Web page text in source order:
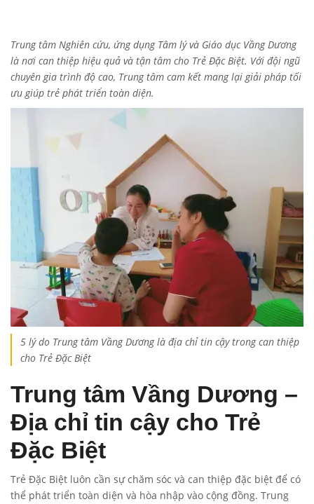
Trung tâm Nghiên cứu, ứng dụng Tâm lý và Giáo dục Vầng Dương
là nơi can thiệp hiệu quả và tận tâm cho Trẻ Đặc Biệt. Với đội ngũ
chuyên gia trình độ cao, Trung tâm cam kết mang lại giải pháp tối
ưu giúp trẻ phát triển toàn diện.
5 lý do Trung tâm Vầng Dương là địa chỉ tin cậy trong can thiệp
cho Trẻ Đặc Biệt
Trung tâm Vầng Dương –
Địa chỉ tin cậy cho Trẻ
Đặc Biệt
Trẻ Đặc Biệt luôn cần sự chăm sóc và can thiệp đặc biệt để có
thể phát triển toàn diện và hòa nhập vào cộng đồng. Trung